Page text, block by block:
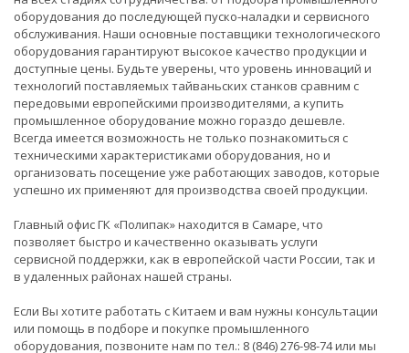
оборудования до последующей пуско-наладки и сервисного
обслуживания. Наши основные поставщики технологического
оборудования гарантируют высокое качество продукции и
доступные цены. Будьте уверены, что уровень инноваций и
технологий поставляемых тайваньских станков сравним с
передовыми европейскими производителями, а купить
промышленное оборудование можно гораздо дешевле.
Всегда имеется возможность не только познакомиться с
техническими характеристиками оборудования, но и
организовать посещение уже работающих заводов, которые
успешно их применяют для производства своей продукции.
Главный офис ГК «Полипак» находится в Самаре, что
позволяет быстро и качественно оказывать услуги
сервисной поддержки, как в европейской части России, так и
в удаленных районах нашей страны.
Если Вы хотите работать с Китаем и вам нужны консультации
или помощь в подборе и покупке промышленного
оборудования, позвоните нам по тел.: 8 (846) 276-98-74 или мы